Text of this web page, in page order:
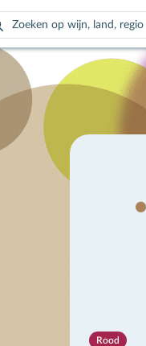
resultaten voor
Rood